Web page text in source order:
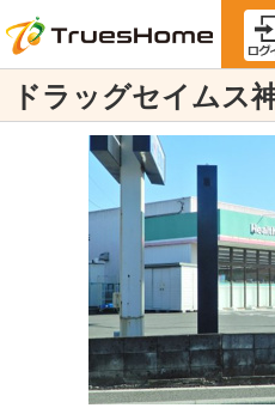
ドラッグセイムス